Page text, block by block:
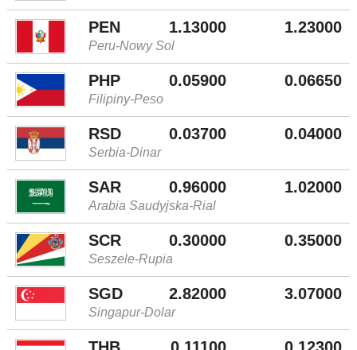
PEN 1.13000 1.23000
Peru-Nowy Sol
PHP 0.05900 0.06650
Filipiny-Peso
RSD 0.03700 0.04000
Serbia-Dinar
SAR 0.96000 1.02000
Arabia Saudyjska-Rial
SCR 0.30000 0.35000
Seszele-Rupia
SGD 2.82000 3.07000
Singapur-Dolar